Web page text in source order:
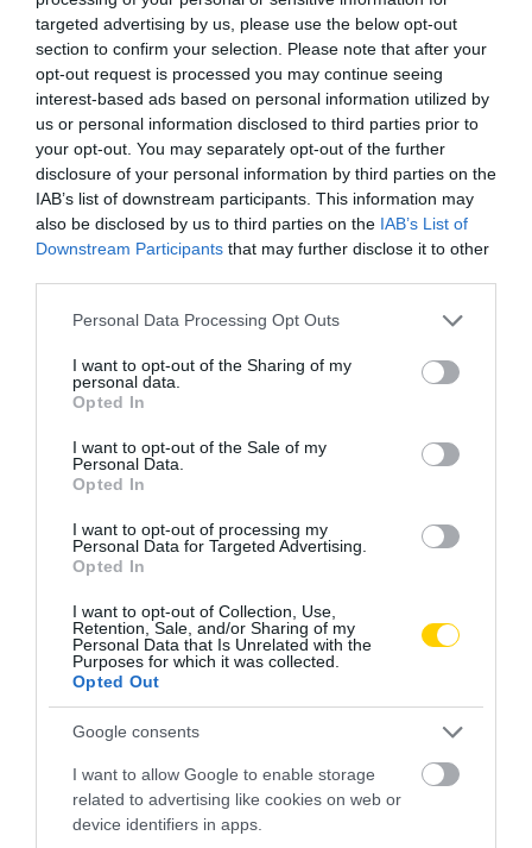
targeted advertising by us, please use the below opt-out
section to confirm your selection. Please note that after your
opt-out request is processed you may continue seeing
interest-based ads based on personal information utilized by
us or personal information disclosed to third parties prior to
your opt-out. You may separately opt-out of the further
disclosure of your personal information by third parties on the
IAB’s list of downstream participants. This information may
also be disclosed by us to third parties on the IAB’s List of
Downstream Participants that may further disclose it to other
Please note that this website/app uses one or more Google
not limited to your visit or usage behaviour. You may click to
grant or deny consent to Google and its third-party tags to
use your data for below specified purposes in below Google
consent section.
Personal Data Processing Opt Outs
I want to opt-out of the Sharing of my
personal data.
Opted In
I want to opt-out of the Sale of my
Personal Data.
Opted In
I want to opt-out of processing my
Personal Data for Targeted Advertising.
Opted In
I want to opt-out of Collection, Use,
Retention, Sale, and/or Sharing of my
Personal Data that Is Unrelated with the
Purposes for which it was collected.
Opted Out
Google consents
I want to allow Google to enable storage
related to advertising like cookies on web or
device identifiers in apps.